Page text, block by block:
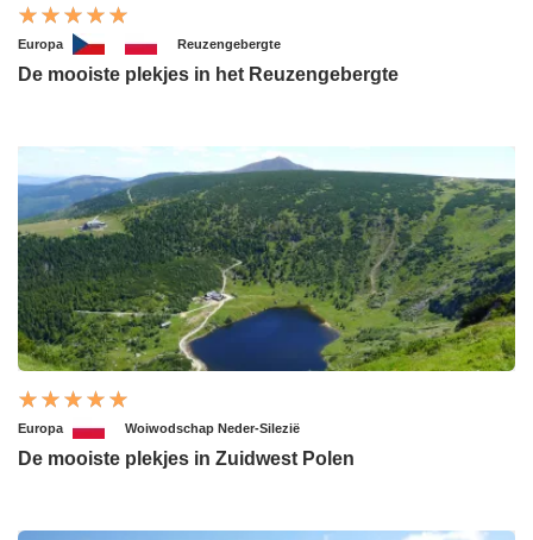
Europa Reuzengebergte
De mooiste plekjes in het Reuzengebergte
Europa Woiwodschap Neder-Silezië
De mooiste plekjes in Zuidwest Polen